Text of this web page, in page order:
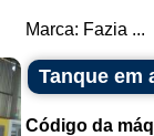
Marca: Fazia ...
Tanque em
Código da